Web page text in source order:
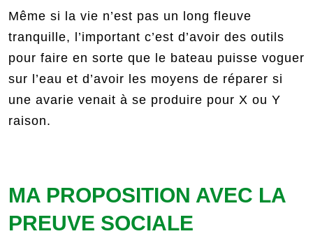
Même si la vie n’est pas un long fleuve
tranquille, l’important c’est d’avoir des outils
pour faire en sorte que le bateau puisse voguer
sur l’eau et d’avoir les moyens de réparer si
une avarie venait à se produire pour X ou Y
raison.
MA PROPOSITION AVEC LA
PREUVE SOCIALE